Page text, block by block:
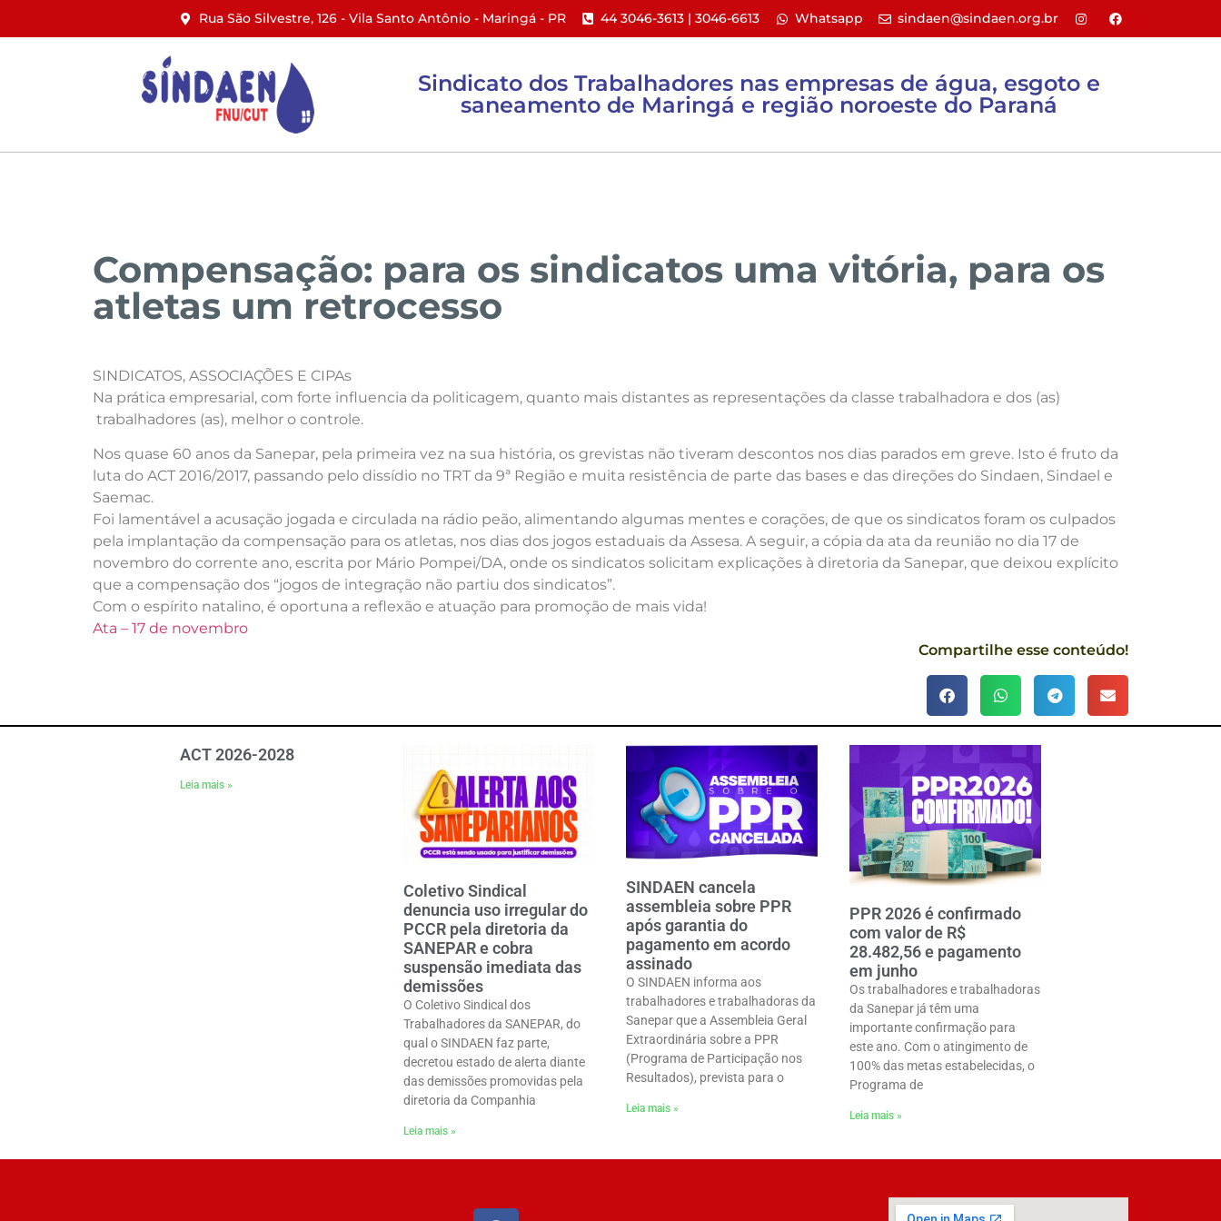
Rua São Silvestre, 126 - Vila Santo Antônio - Maringá - PR​ 44 3046-3613 | 3046-6613​ Whatsapp sindaen@sindaen.org.br
Sindicato dos Trabalhadores nas empresas de água, esgoto e
saneamento de Maringá e região noroeste do Paraná
Compensação: para os sindicatos uma vitória, para os
atletas um retrocesso
SINDICATOS, ASSOCIAÇÕES E CIPAs
Na prática empresarial, com forte influencia da politicagem, quanto mais distantes as representações da classe trabalhadora e dos (as)
trabalhadores (as), melhor o controle.
Nos quase 60 anos da Sanepar, pela primeira vez na sua história, os grevistas não tiveram descontos nos dias parados em greve. Isto é fruto da
luta do ACT 2016/2017, passando pelo dissídio no TRT da 9ª Região e muita resistência de parte das bases e das direções do Sindaen, Sindael e
Saemac.
Foi lamentável a acusação jogada e circulada na rádio peão, alimentando algumas mentes e corações, de que os sindicatos foram os culpados
pela implantação da compensação para os atletas, nos dias dos jogos estaduais da Assesa. A seguir, a cópia da ata da reunião no dia 17 de
novembro do corrente ano, escrita por Mário Pompei/DA, onde os sindicatos solicitam explicações à diretoria da Sanepar, que deixou explícito
que a compensação dos “jogos de integração não partiu dos sindicatos”.
Com o espírito natalino, é oportuna a reflexão e atuação para promoção de mais vida!
Ata – 17 de novembro
Compartilhe esse conteúdo!
ACT 2026-2028
Leia mais »
Coletivo Sindical
denuncia uso irregular do
PCCR pela diretoria da
SANEPAR e cobra
suspensão imediata das
demissões
O Coletivo Sindical dos
Trabalhadores da SANEPAR, do
qual o SINDAEN faz parte,
decretou estado de alerta diante
das demissões promovidas pela
diretoria da Companhia
Leia mais »
SINDAEN cancela
assembleia sobre PPR
após garantia do
pagamento em acordo
assinado
O SINDAEN informa aos
trabalhadores e trabalhadoras da
Sanepar que a Assembleia Geral
Extraordinária sobre a PPR
(Programa de Participação nos
Resultados), prevista para o
Leia mais »
PPR 2026 é confirmado
com valor de R$
28.482,56 e pagamento
em junho
Os trabalhadores e trabalhadoras
da Sanepar já têm uma
importante confirmação para
este ano. Com o atingimento de
100% das metas estabelecidas, o
Programa de
Leia mais »